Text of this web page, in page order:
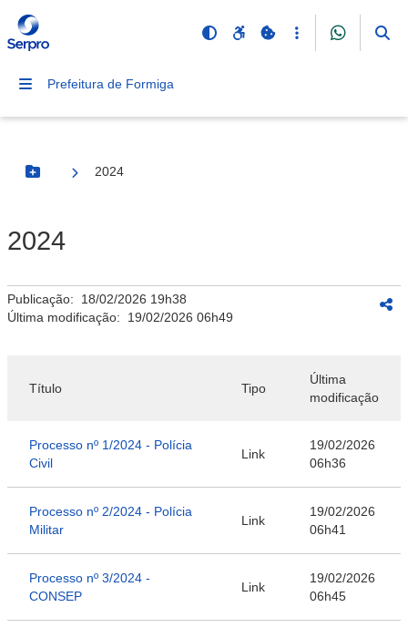
Prefeitura de Formiga
Botão Menu
2024
2024
Publicação: 18/02/2026 19h38
Última modificação: 19/02/2026 06h49
Título Tipo
Última
modificação
Processo nº 1/2024 - Polícia
Civil
Link
19/02/2026
06h36
Processo nº 2/2024 - Polícia
Militar
Link
19/02/2026
06h41
Processo nº 3/2024 -
CONSEP
Link
19/02/2026
06h45